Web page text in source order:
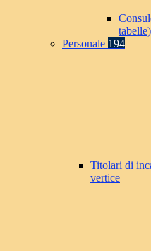
tabelle)
Personale 194
Titolari di
vertice